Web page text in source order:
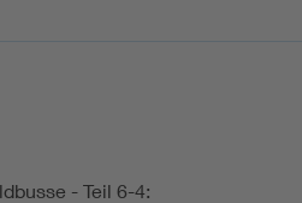
- Teil 6-4: